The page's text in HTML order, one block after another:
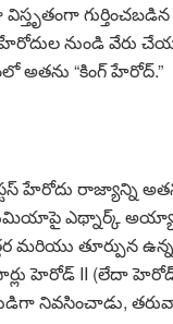
నుండి వేరు
అతను “కింగ్ హేరోద్.”
హేరోదు రాజ్యాన్ని అతని
ఎథ్నార్క్
మరియు తూర్పున
హెరోడ్ II (లేదా
నివసించాడు,